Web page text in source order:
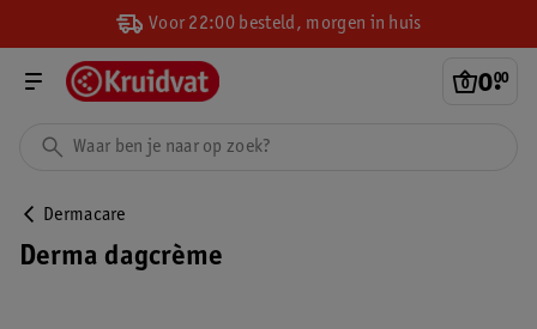
Voor 22:00 besteld, morgen in huis
0.
00
Dermacare
Derma dagcrème